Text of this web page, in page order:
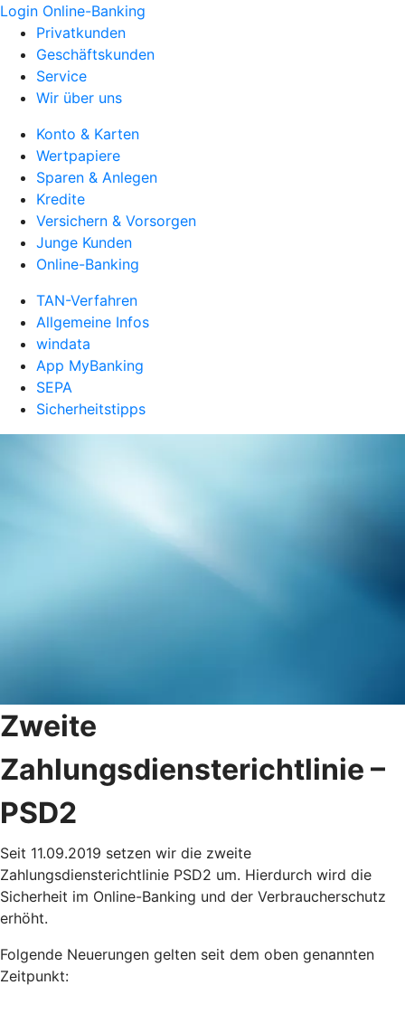
Login Online-Banking
Privatkunden
Geschäftskunden
Service
Wir über uns
Konto & Karten
Wertpapiere
Sparen & Anlegen
Kredite
Versichern & Vorsorgen
Junge Kunden
Online-Banking
TAN-Verfahren
Allgemeine Infos
windata
App MyBanking
SEPA
Sicherheitstipps
Zweite
Zahlungsdiensterichtlinie –
PSD2
Seit 11.09.2019 setzen wir die zweite
Zahlungsdiensterichtlinie PSD2 um. Hierdurch wird die
Sicherheit im Online-Banking und der Verbraucherschutz
erhöht.
Folgende Neuerungen gelten seit dem oben genannten
Zeitpunkt: